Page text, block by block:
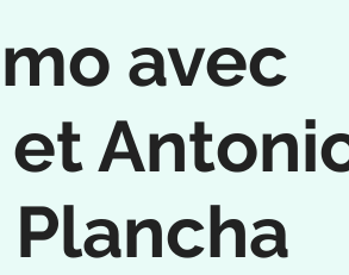
avec